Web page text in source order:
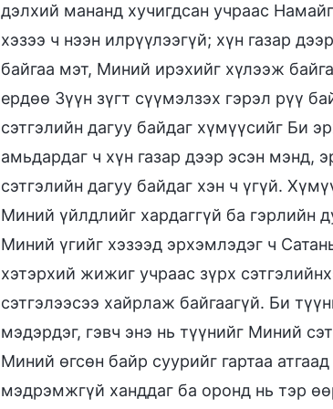
дэлхий мананд хучигдсан учраас
хэзээ ч нээн илрүүлээгүй; хүн газар
байгаа мэт, Миний ирэхийг хүлээж
ердөө Зүүн зүгт сүүмэлзэх гэрэл рүү
сэтгэлийн дагуу байдаг хүмүүсийг Би
амьдардаг ч хүн газар дээр эсэн мэнд,
сэтгэлийн дагуу байдаг хэн ч үгүй.
Миний үйлдлийг хардаггүй ба гэрлийн
Миний үгийг хэзээд эрхэмлэдэг ч
хэтэрхий жижиг учраас зүрх
сэтгэлээсээ хайрлаж байгаагүй. Би
мэдэрдэг, гэвч энэ нь түүнийг Миний
Миний өгсөн байр суурийг гартаа
мэдрэмжгүй ханддаг ба оронд нь тэр